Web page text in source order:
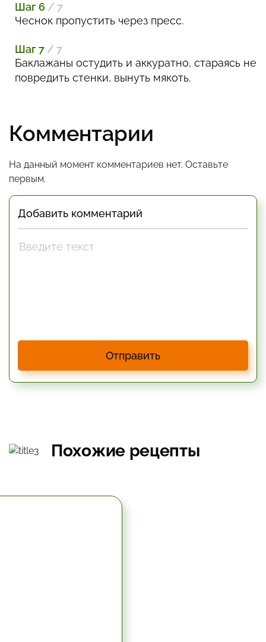
Шаг 6 / 7
Чеснок пропустить через пресс.
Шаг 7 / 7
Баклажаны остудить и аккуратно, стараясь не
повредить стенки, вынуть мякоть.
Комментарии
На данный момент комментариев нет. Оставьте
первым.
Добавить комментарий
Отправить
Похожие рецепты